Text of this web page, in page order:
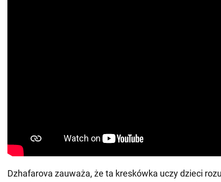
Dzhafarova zauważa, że ta kreskówka uczy dzieci